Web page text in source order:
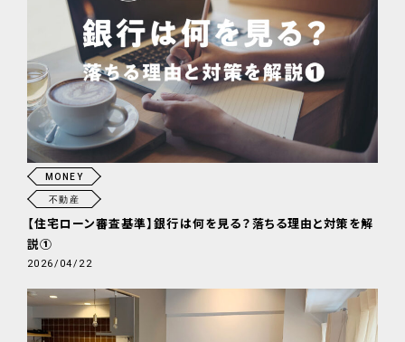
MONEY
不動産
【住宅ローン審査基準】銀行は何を見る？落ちる理由と対策を解
説①
2026/04/22